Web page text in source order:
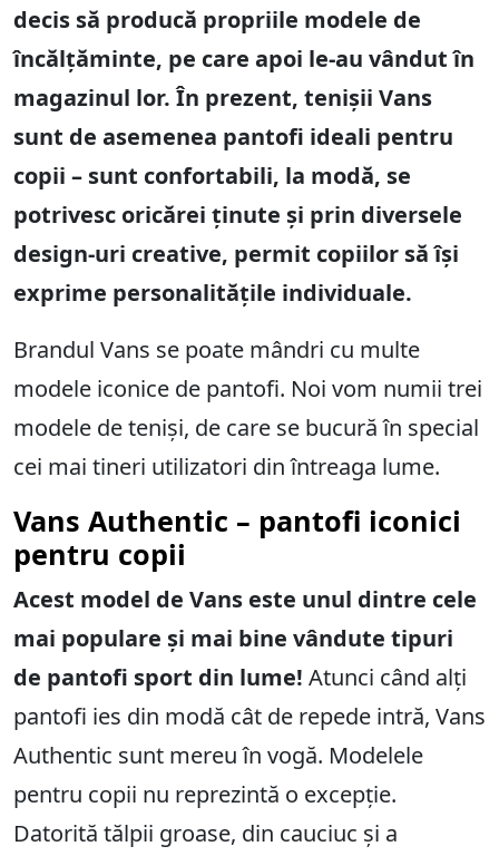
decis să producă propriile modele de
încălțăminte, pe care apoi le-au vândut în
magazinul lor. În prezent, tenișii Vans
sunt de asemenea pantofi ideali pentru
copii – sunt confortabili, la modă, se
potrivesc oricărei ținute și prin diversele
design-uri creative, permit copiilor să își
exprime personalitățile individuale.
Brandul Vans se poate mândri cu multe
modele iconice de pantofi. Noi vom numii trei
modele de teniși, de care se bucură în special
cei mai tineri utilizatori din întreaga lume.
Vans Authentic – pantofi iconici
pentru copii
Acest model de Vans este unul dintre cele
mai populare și mai bine vândute tipuri
de pantofi sport din lume! Atunci când alți
pantofi ies din modă cât de repede intră, Vans
Authentic sunt mereu în vogă. Modelele
pentru copii nu reprezintă o excepție.
Datorită tălpii groase, din cauciuc și a